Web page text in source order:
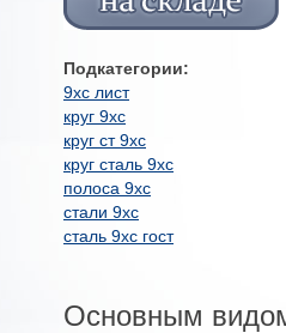
Подкатегории:
9хс лист
круг 9хс
круг ст 9хс
круг сталь 9хс
полоса 9хс
стали 9хс
сталь 9хс гост
Основным